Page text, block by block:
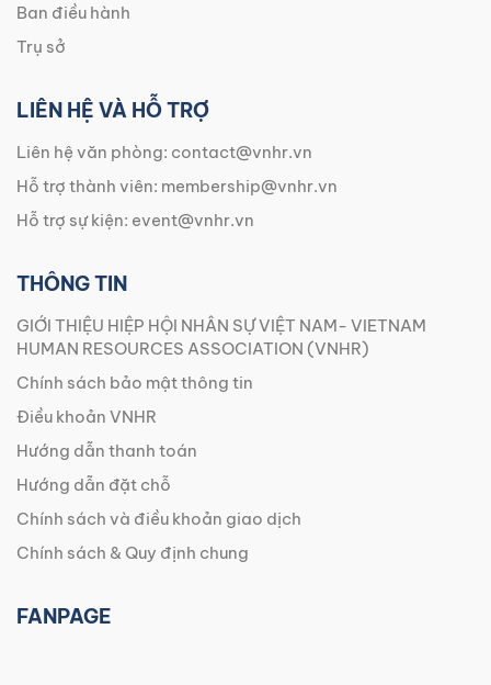
Ban điều hành
Trụ sở
LIÊN HỆ VÀ HỖ TRỢ
Liên hệ văn phòng: contact@vnhr.vn
Hỗ trợ thành viên: membership@vnhr.vn
Hỗ trợ sự kiện: event@vnhr.vn
THÔNG TIN
GIỚI THIỆU HIỆP HỘI NHÂN SỰ VIỆT NAM- VIETNAM
HUMAN RESOURCES ASSOCIATION (VNHR)
Chính sách bảo mật thông tin
Điều khoản VNHR
Hướng dẫn thanh toán
Hướng dẫn đặt chỗ
Chính sách và điều khoản giao dịch
Chính sách & Quy định chung
FANPAGE